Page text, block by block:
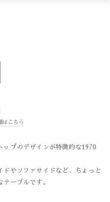
はこちら
ップのデザインが特徴的な1970
ドやソファサイドなど、ちょっと
ーブルです。